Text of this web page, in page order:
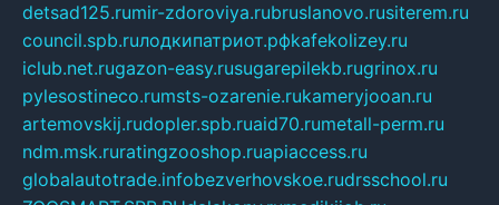
detsad125.rumir-zdoroviya.rubruslanovo.rusiterem.ru
council.spb.ruлодкипатриот.рфkafekolizey.ru
iclub.net.rugazon-easy.rusugarepilekb.rugrinox.ru
pylesostineco.rumsts-ozarenie.rukameryjooan.ru
artemovskij.rudopler.spb.ruaid70.rumetall-perm.ru
ndm.msk.ruratingzooshop.ruapiaccess.ru
globalautotrade.infobezverhovskoe.rudrsschool.ru